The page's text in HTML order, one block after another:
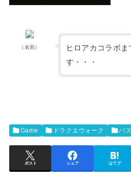
（名前）
ヒロアカコラボま
す・・・
Game ドラクエウォーク パ
ポスト シェア はてブ